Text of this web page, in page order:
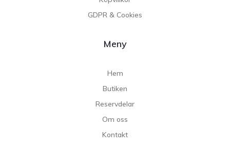
GDPR & Cookies
Meny
Hem
Butiken
Reservdelar
Om oss
Kontakt